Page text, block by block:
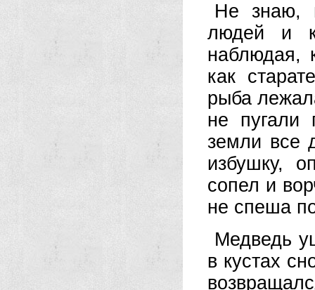
Не знаю,
людей и
наблюдая,
как
рыба
не пугали
земли все
избушку,
сопел и
не спеша
Медведь
в кустах